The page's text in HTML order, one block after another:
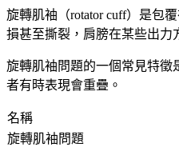
旋轉肌袖（rotator cuff）是包
損甚至撕裂，肩膀在某些出力
旋轉肌袖問題的一個常見特徵
者有時表現會重疊。
名稱
旋轉肌袖問題